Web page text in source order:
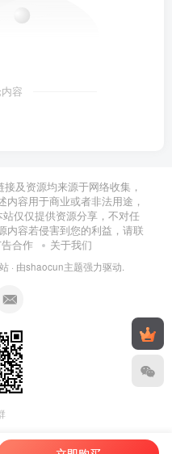
容
及资源均来源于网络收集，
容用于商业或者非法用途，
仅仅提供资源分享，不对任
内容若侵害到您的利益，请联
合作 关于我们
· 由shaocun主题强力驱动.